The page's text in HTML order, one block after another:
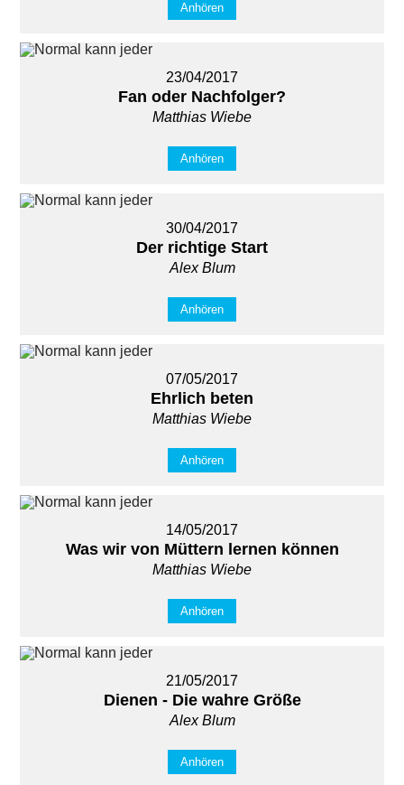
Anhören
23/04/2017
Fan oder Nachfolger?
Matthias Wiebe
Anhören
30/04/2017
Der richtige Start
Alex Blum
Anhören
07/05/2017
Ehrlich beten
Matthias Wiebe
Anhören
14/05/2017
Was wir von Müttern lernen können
Matthias Wiebe
Anhören
21/05/2017
Dienen - Die wahre Größe
Alex Blum
Anhören